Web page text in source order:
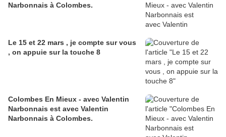
Narbonnais à Colombes.
Le 15 et 22 mars , je compte sur vous
, on appuie sur la touche 8
Colombes En Mieux - avec Valentin
Narbonnais est avec Valentin
Narbonnais à Colombes.